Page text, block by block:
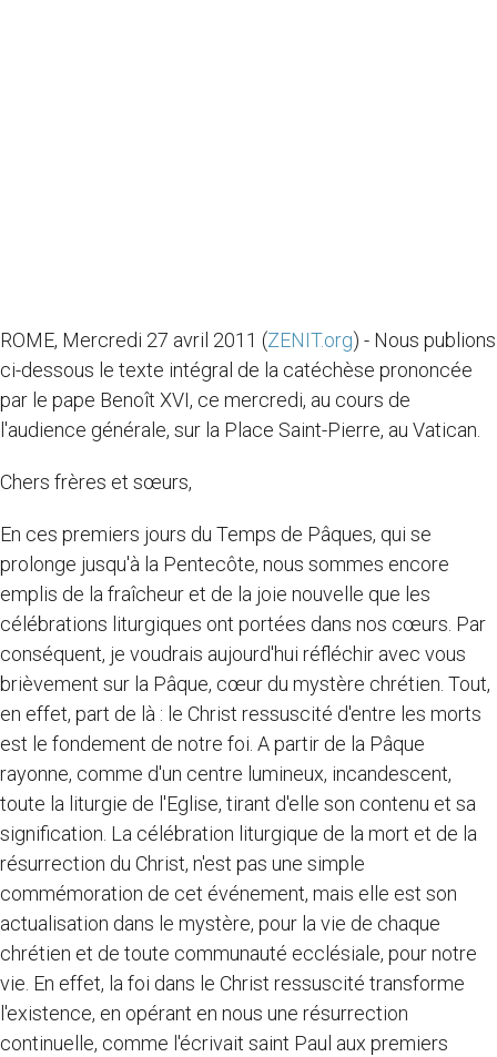
ROME, Mercredi 27 avril 2011 (ZENIT.org) - Nous publions
ci-dessous le texte intégral de la catéchèse prononcée
par le pape Benoît XVI, ce mercredi, au cours de
l'audience générale, sur la Place Saint-Pierre, au Vatican.
Chers frères et sœurs,
En ces premiers jours du Temps de Pâques, qui se
prolonge jusqu'à la Pentecôte, nous sommes encore
emplis de la fraîcheur et de la joie nouvelle que les
célébrations liturgiques ont portées dans nos cœurs. Par
conséquent, je voudrais aujourd'hui réfléchir avec vous
brièvement sur la Pâque, cœur du mystère chrétien. Tout,
en effet, part de là : le Christ ressuscité d'entre les morts
est le fondement de notre foi. A partir de la Pâque
rayonne, comme d'un centre lumineux, incandescent,
toute la liturgie de l'Eglise, tirant d'elle son contenu et sa
signification. La célébration liturgique de la mort et de la
résurrection du Christ, n'est pas une simple
commémoration de cet événement, mais elle est son
actualisation dans le mystère, pour la vie de chaque
chrétien et de toute communauté ecclésiale, pour notre
vie. En effet, la foi dans le Christ ressuscité transforme
l'existence, en opérant en nous une résurrection
continuelle, comme l'écrivait saint Paul aux premiers